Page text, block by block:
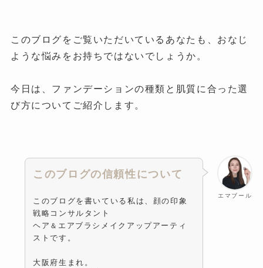
このブログをご覧いただいているあなたも、おなじ
ような悩みをお持ちではないでしょうか。
今日は、ファンデーションの種類と肌質に合った選
び方についてご紹介します。
エマブール
このブログの信頼性について
このブログを書いている私は、顔の印象
戦略コンサルタント
ヘア ＆ エアブラシメイクアップアーティ
ストです。
大阪府生まれ。